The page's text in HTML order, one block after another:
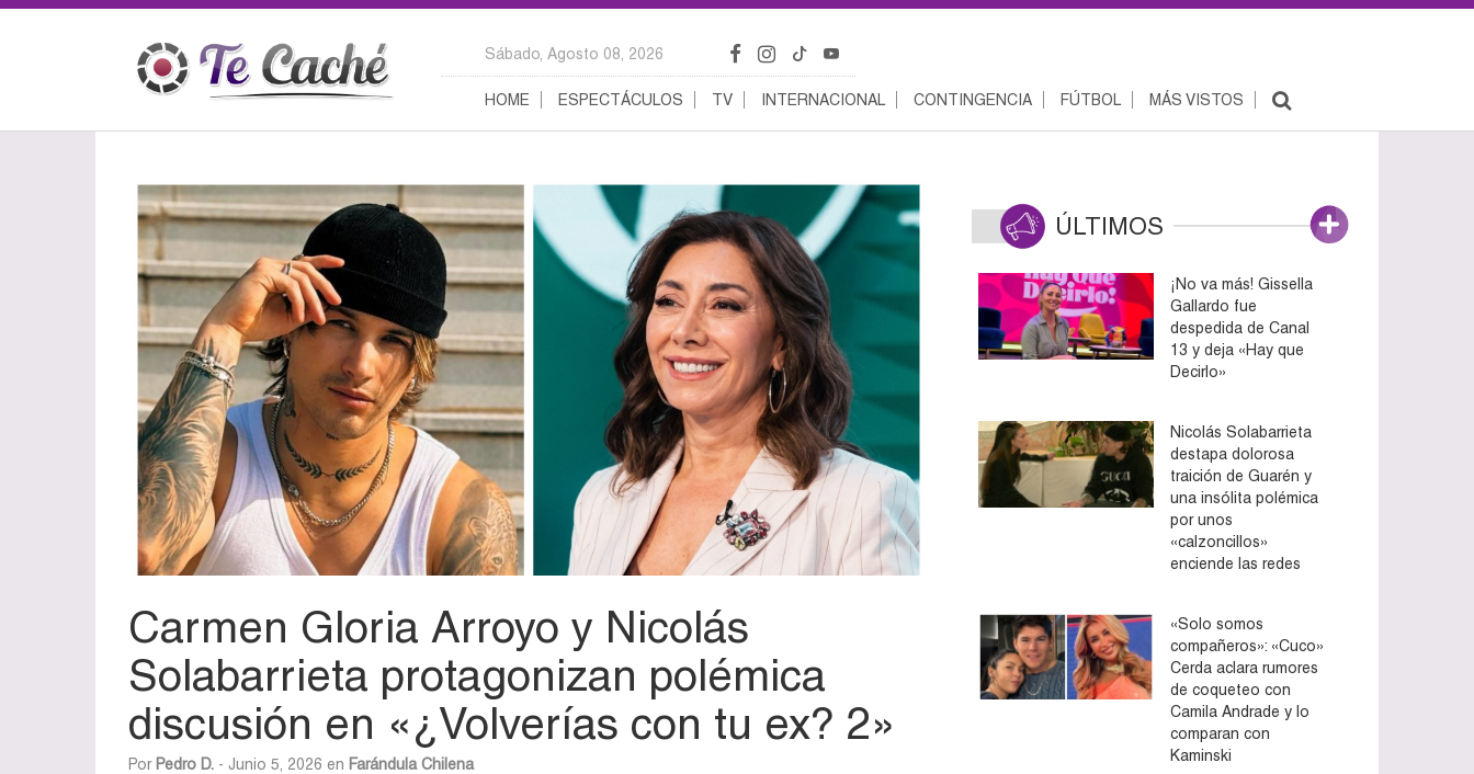
Sábado, Agosto 08, 2026
HOME ESPECTÁCULOS TV INTERNACIONAL CONTINGENCIA FÚTBOL MÁS VISTOS
Carmen Gloria Arroyo y Nicolás
Solabarrieta protagonizan polémica
discusión en «¿Volverías con tu ex? 2»
Por Pedro D. - Junio 5, 2026 en Farándula Chilena
ÚLTIMOS
¡No va más! Gissella
Gallardo fue
despedida de Canal
13 y deja «Hay que
Decirlo»
Nicolás Solabarrieta
destapa dolorosa
traición de Guarén y
una insólita polémica
por unos
«calzoncillos»
enciende las redes
«Solo somos
compañeros»: «Cuco»
Cerda aclara rumores
de coqueteo con
Camila Andrade y lo
comparan con
Kaminski